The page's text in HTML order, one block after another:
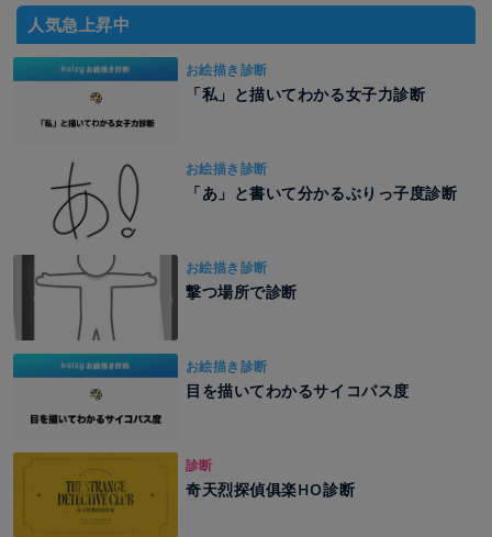
人気急上昇中
お絵描き診断
「私」と描いてわかる女子力診断
お絵描き診断
「あ」と書いて分かるぶりっ子度診断
お絵描き診断
撃つ場所で診断
お絵描き診断
目を描いてわかるサイコパス度
診断
奇天烈探偵俱楽HO診断